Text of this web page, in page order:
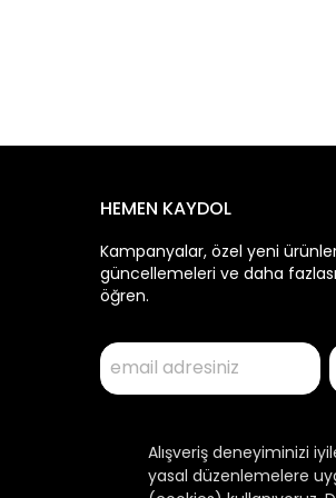
Alışveriş deneyiminizi
yasal düzenlemelere
HEMEN KAYDOL
Kampanyalar, özel yeni
güncellemeleri ve daha
öğren.